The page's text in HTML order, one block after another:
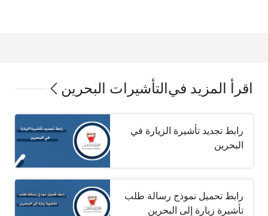
اقرأ المزيد في التأشيرات البحرين
رابط تجديد تأشيرة الزيارة في
البحرين‎
رابط تحميل نموذج رسالة طلب
تأشيرة زيارة إلى البحرين